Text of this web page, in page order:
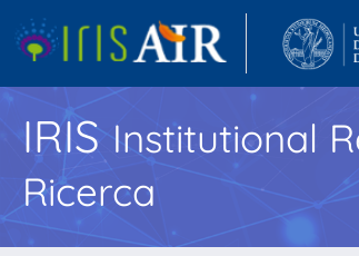
IRISInstitutional
Ricerca